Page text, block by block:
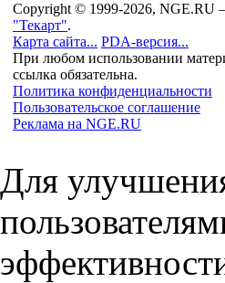
Copyright © 1999-2026, NGE.RU
"Текарт".
Карта сайта... PDA-версия...
При любом использовании
ссылка обязательна.
Политика конфиденциальности
Пользовательское соглашение
Реклама на NGE.RU
Для